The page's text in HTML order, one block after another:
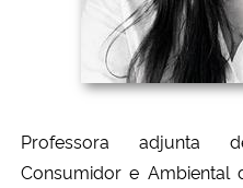
Professora adjunta
Consumidor e Ambiental